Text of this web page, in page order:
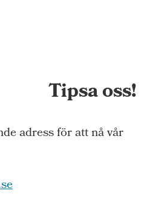
Tipsa oss!
adress för att nå vår